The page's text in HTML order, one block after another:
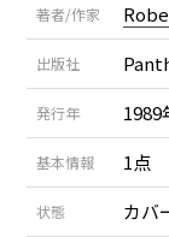
著者/作家
出版社
発行年 1989
基本情報 1点
状態 カバ